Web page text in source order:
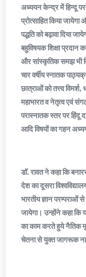
अध्ययन केन्द्र में हिन्दू
प्रोत्साहित किया
पद्धति को बढ़ावा दिया
बहुविषयक शिक्षा प्रदान
और सांस्कृतिक समझ भी
चार वर्षीय स्नातक
छात्राओं को तत्त्व विमर्श,
महाभारत व नेतृत्व एवं
परास्नातक स्तर पर हिंदू
आदि विषयों का गहन
डॉ. रावत ने कहा कि
देश का दूसरा
भारतीय ज्ञान परम्पराओं
जायेगा। उन्होंने कहा
का काम करते हुये नैतिक
चेतना से युक्त जागरूक